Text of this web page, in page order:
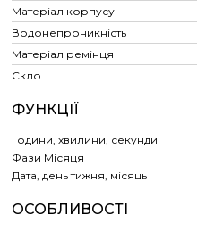
Матеріал корпусу
Водонепроникність
Матеріал ремінця
Скло
ФУНКЦІЇ
Години, хвилини, секунди
Фази Місяця
Дата, день тижня, місяць
ОСОБЛИВОСТІ